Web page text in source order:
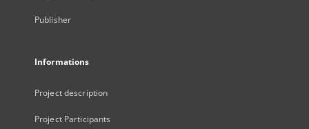
Publisher
Informations
Project description
Project Participants